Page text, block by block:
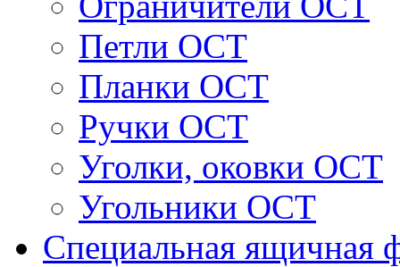
Петли ОСТ
Планки ОСТ
Ручки ОСТ
Уголки, оковки ОСТ
Угольники ОСТ
Специальная ящичная